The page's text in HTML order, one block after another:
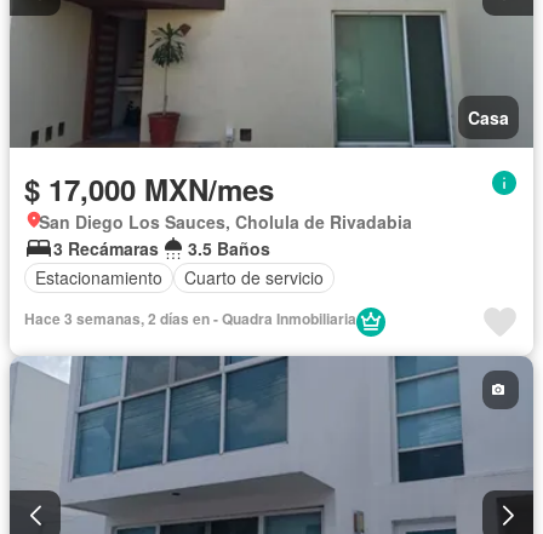
Casa
$ 17,000 MXN/mes
San Diego Los Sauces, Cholula de Rivadabia
3 Recámaras
3.5 Baños
Estacionamiento
Cuarto de servicio
Hace 3 semanas, 2 días en - Quadra Inmobiliaria